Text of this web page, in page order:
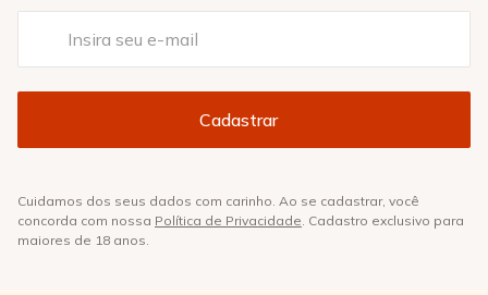
Cuidamos dos seus dados com carinho. Ao se cadastrar, você
concorda com nossa Política de Privacidade. Cadastro exclusivo para
maiores de 18 anos.